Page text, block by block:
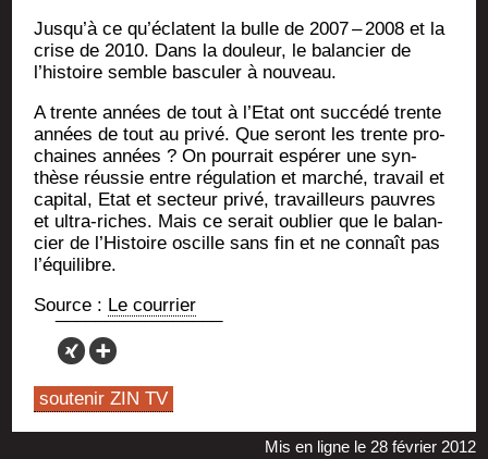
Jusqu’à ce qu’éclatent la bulle de 2007 – 2008 et la
crise de 2010. Dans la dou­leur, le balan­cier de
l’histoire semble bas­cu­ler à nouveau.
A trente années de tout à l’Etat ont suc­cé­dé trente
années de tout au pri­vé. Que seront les trente pro­
chaines années ? On pour­rait espé­rer une syn­
thèse réus­sie entre régu­la­tion et mar­ché, tra­vail et
capi­tal, Etat et sec­teur pri­vé, tra­vailleurs pauvres
et ultra-riches. Mais ce serait oublier que le balan­
cier de l’Histoire oscille sans fin et ne connaît pas
l’équilibre.
Source : Le cour­rier
soutenir ZIN TV
Mis en ligne le 28 février 2012